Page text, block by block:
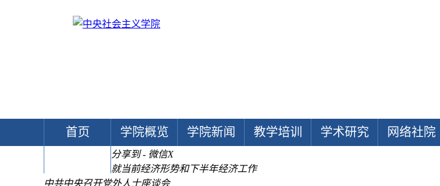
首页 学院概览 学院新闻 教学培训 学术研究 网络社院
分享到 - 微信X
就当前经济形势和下半年经济工作
中共中央召开党外人士座谈会